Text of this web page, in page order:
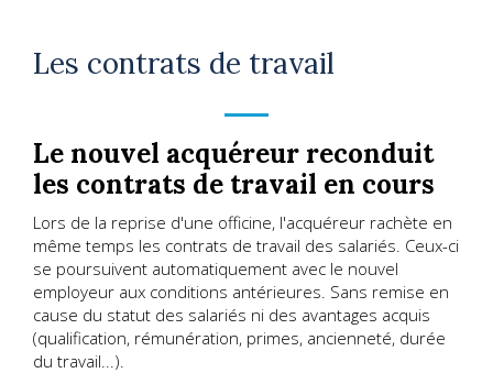
Les contrats de travail
Le nouvel acquéreur reconduit
les contrats de travail en cours
Lors de la reprise d'une officine, l'acquéreur rachète en
même temps les contrats de travail des salariés. Ceux-ci
se poursuivent automatiquement avec le nouvel
employeur aux conditions antérieures. Sans remise en
cause du statut des salariés ni des avantages acquis
(qualification, rémunération, primes, ancienneté, durée
du travail...).